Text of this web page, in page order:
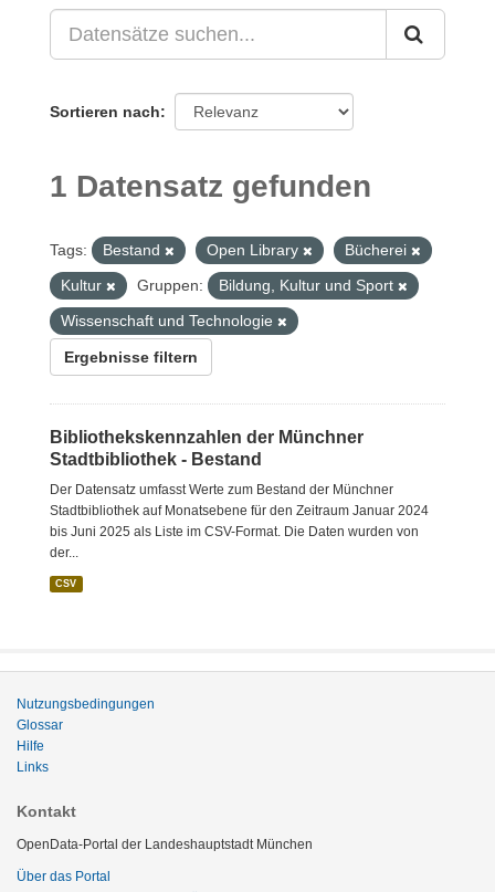
Sortieren nach
1 Datensatz gefunden
Tags: Bestand Open Library
Bücherei
Kultur
Gruppen:
Bildung, Kultur und Sport
Wissenschaft und Technologie
Ergebnisse filtern
Bibliothekskennzahlen der Münchner
Stadtbibliothek - Bestand
Der Datensatz umfasst Werte zum Bestand der Münchner
Stadtbibliothek auf Monatsebene für den Zeitraum Januar 2024
bis Juni 2025 als Liste im CSV-Format. Die Daten wurden von
der...
CSV
Nutzungsbedingungen
Glossar
Hilfe
Links
Kontakt
OpenData-Portal der Landeshauptstadt München
Über das Portal